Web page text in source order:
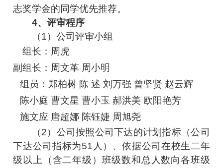
志奖学金的同学优先推荐。
4、评审程序
（1）公司评审小组
组长：周虎
副组长：周文革 周小明
组员：郑柏树 陈述刘万强 曾坚贤 赵云辉
陈小庭 曹文星曹小玉郝洪美 欧阳艳芳
施文应 唐超娜 陈钰婕 周旭尧
（2）公司按照公司下达的计划指标（公司
下达公司指标为51人）、依据公司在校生二年
级以上（含二年级）班级数和总人数向各班级